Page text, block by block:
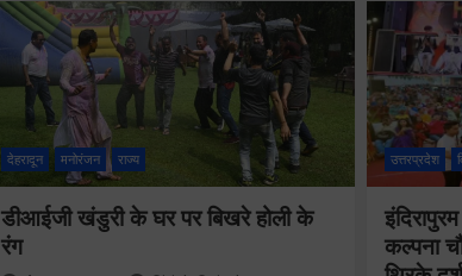
देहरादून मनोरंजन राज्य
डीआईजी खंडुरी के घर पर बिखरे होली के
रंग
उत्तरप्रदेश
कल्पना
मतदाता सुनवाई में
लापरवाही बर्दाश्त
नहीं, आयोग के
निर्देशों का शत-
प्रतिशत पालन